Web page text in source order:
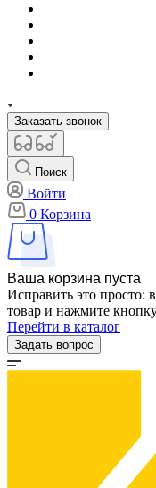
Заказать звонок
Поиск
Войти
0 Корзина
Ваша корзина пуста
Исправить это просто:
товар и нажмите
Перейти в каталог
Задать вопрос